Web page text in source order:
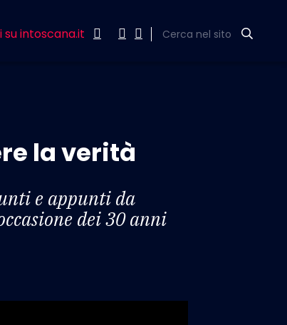
su intoscana.it Cerca nel sito
la verità
e appunti da
dei 30 anni